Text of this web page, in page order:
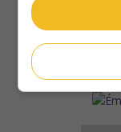
Durée: